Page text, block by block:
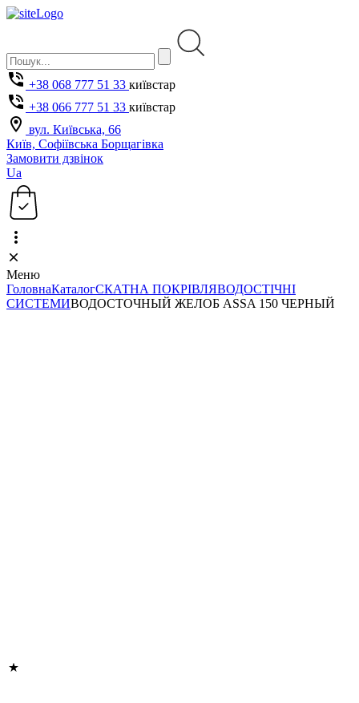
+38 068 777 51 33 київстар
+38 066 777 51 33 київстар
вул. Київська, 66
Київ, Софіївська Борщагівка
Замовити дзвінок
Ua
Меню
ГоловнаКаталогСКАТНА ПОКРІВЛЯВОДОСТІЧНІ
СИСТЕМИВОДОСТОЧНЫЙ ЖЕЛОБ ASSA 150 ЧЕРНЫЙ